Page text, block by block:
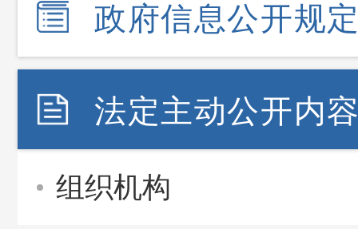
政府信息公开规
法定主动公开内
组织机构